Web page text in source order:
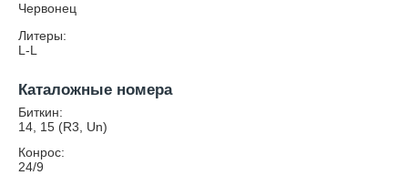
Червонец
Литеры:
L-L
Каталожные номера
Биткин:
14, 15 (R3, Un)
Конрос:
24/9